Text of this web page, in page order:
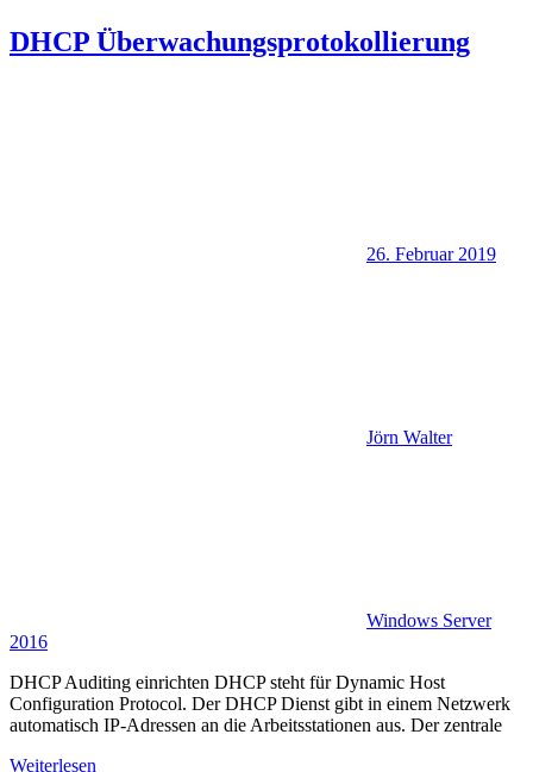
DHCP Überwachungsprotokollierung
26. Februar 2019
Jörn Walter
Windows Server
2016
DHCP Auditing einrichten DHCP steht für Dynamic Host
Configuration Protocol. Der DHCP Dienst gibt in einem Netzwerk
automatisch IP-Adressen an die Arbeitsstationen aus. Der zentrale
Weiterlesen